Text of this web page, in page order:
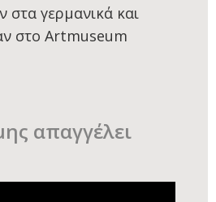
στα γερμανικά και
στο Artmuseum
απαγγέλει